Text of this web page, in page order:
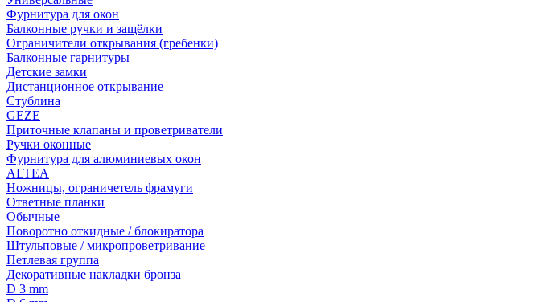
Фурнитура для окон
Балконные ручки и защёлки
Ограничители открывания (гребенки)
Балконные гарнитуры
Детские замки
Дистанционное открывание
Стублина
GEZE
Приточные клапаны и проветриватели
Ручки оконные
Фурнитура для алюминиевых окон
ALTEA
Ножницы, ограничетель фрамуги
Ответные планки
Обычные
Поворотно откидные / блокиратора
Штульповые / микропроветривание
Петлевая группа
Декоративные накладки бронза
D 3 mm